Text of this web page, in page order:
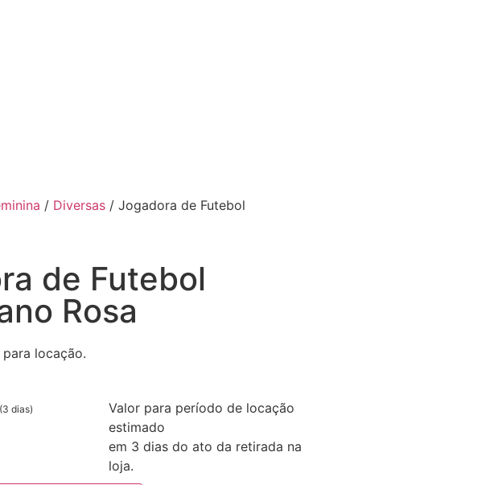
/ Diversas / Jogadora de Futebol
de Futebol
Rosa
locação.
Valor para período de locação
estimado
em 3 dias do ato da retirada na
loja.